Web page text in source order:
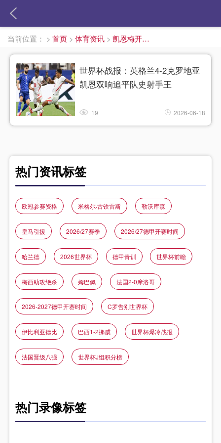
当前位置： > 首页 > 体育资讯 > 凯恩梅开二度
世界杯战报：英格兰4-2克罗地亚
凯恩双响追平队史射手王
19 2026-06-18
热门资讯标签
欧冠参赛资格 米格尔·古铁雷斯 勒沃库森
皇马引援 2026/27赛季 2026/27德甲开赛时间
哈兰德 2026世界杯 德甲青训 世界杯前瞻
梅西助攻绝杀 姆巴佩 法国2‑0摩洛哥
2026-2027德甲开赛时间 C罗告别世界杯
伊比利亚德比 巴西1-2挪威 世界杯爆冷战报
法国晋级八强 世界杯J组积分榜
热门录像标签